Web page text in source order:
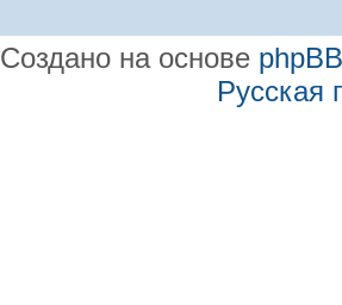
Создано на основе phpBB
Русская